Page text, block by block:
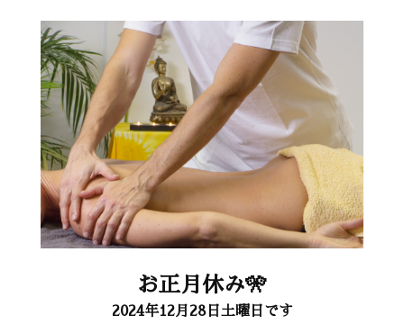
お正月休み🎌
2024年12月28日土曜日です